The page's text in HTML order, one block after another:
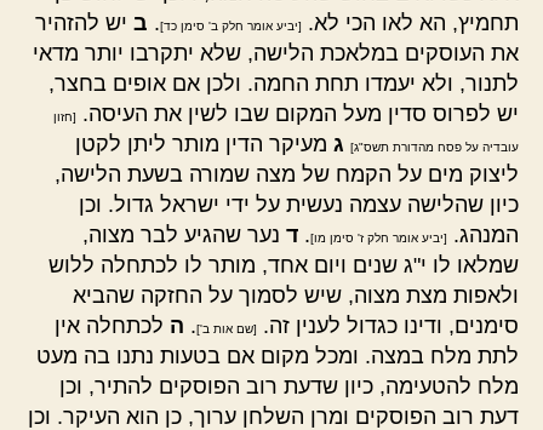
תחמיץ, הא לאו הכי לא.
[יביע אומר חלק ב' סימן כד]. ב יש להזהיר
את העוסקים במלאכת הלישה, שלא יתקרבו יותר מדאי
לתנור, ולא יעמדו תחת החמה. ולכן אם אופים בחצר,
יש לפרוס סדין מעל המקום שבו לשין את העיסה.
[חזון
עובדיה על פסח מהדורת תשס"ג] ג מעיקר הדין מותר ליתן לקטן
ליצוק מים על הקמח של מצה שמורה בשעת הלישה,
כיון שהלישה עצמה נעשית על ידי ישראל גדול. וכן
המנהג.
[יביע אומר חלק ז' סימן מו]. ד נער שהגיע לבר מצוה,
שמלאו לו י"ג שנים ויום אחד, מותר לו לכתחלה ללוש
ולאפות מצת מצוה, שיש לסמוך על החזקה שהביא
סימנים, ודינו כגדול לענין זה.
[שם אות ב']. ה לכתחלה אין
לתת מלח במצה. ומכל מקום אם בטעות נתנו בה מעט
מלח להטעימה, כיון שדעת רוב הפוסקים להתיר, וכן
דעת רוב הפוסקים ומרן השלחן ערוך, כן הוא העיקר. וכן